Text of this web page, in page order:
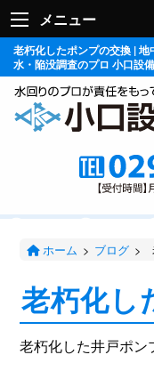
メニュー
老朽化したポンプの交換 |
水・陥没調査のプロ 小口設
ホーム > ブログ >
老朽化し
老朽化した井戸ポン